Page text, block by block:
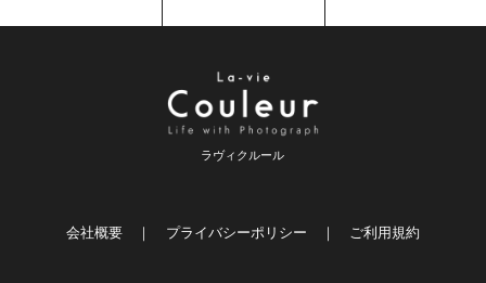
ラヴィクルール
会社概要 ｜ プライバシーポリシー ｜ ご利用規約